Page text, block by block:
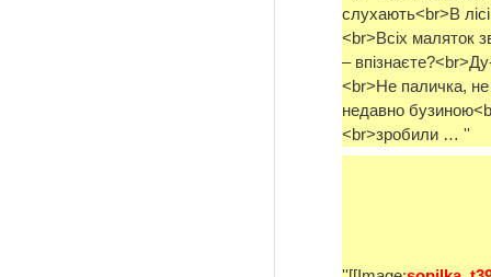
слухають<br>В
<br>Всіх маляток
–
<br>Не паличка,
недавно
<br>зробили … ''